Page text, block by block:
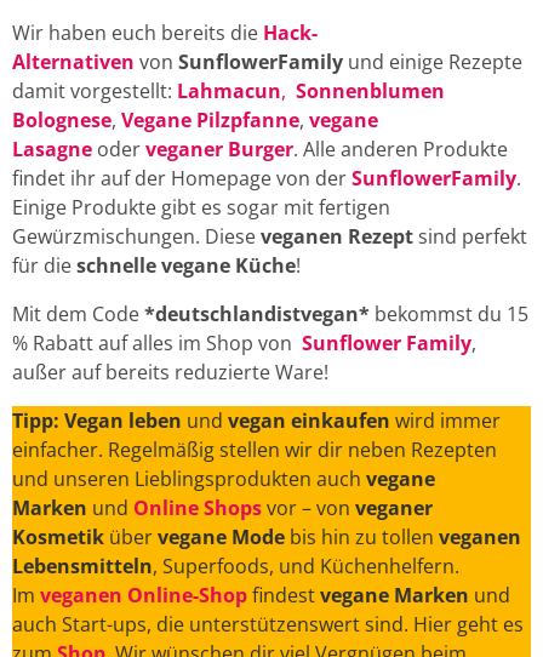
Wir haben euch bereits die Hack-
Alternativen von SunflowerFamily und einige Rezepte
damit vorgestellt: Lahmacun, Sonnenblumen
Bolognese, Vegane Pilzpfanne, vegane
Lasagne oderveganer Burger. Alle anderen Produkte
findet ihr auf der Homepage von derSunflowerFamily.
Einige Produkte gibt es sogar mit fertigen
Gewürzmischungen. Dieseveganen Rezeptsind perfekt
für dieschnelle vegane Küche!
Mit dem Code*deutschlandistvegan* bekommst du 15
% Rabatt auf alles im Shop von Sunflower Family,
außer auf bereits reduzierte Ware!
Tipp: Vegan leben und vegan einkaufen wird immer
einfacher. Regelmäßig stellen wir dir neben Rezepten
und unseren Lieblingsprodukten auch vegane
Marken und Online Shopsvor – von veganer
Kosmetik übervegane Mode bis hin zu tollen veganen
Lebensmitteln, Superfoods, und Küchenhelfern.
Im veganen Online-Shopfindestvegane Marken und
auch Start-ups, die unterstützenswert sind. Hier geht es